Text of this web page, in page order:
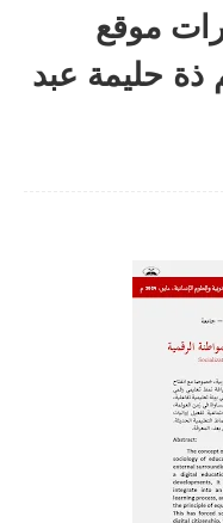
موقع
ذة حليمة عبد